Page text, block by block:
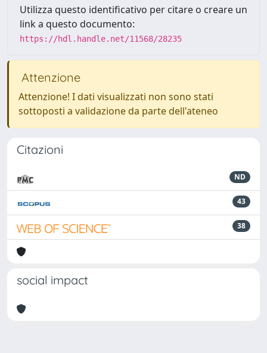
Utilizza questo identificativo per citare o creare un
link a questo documento:
https://hdl.handle.net/11568/28235
Attenzione
Attenzione! I dati visualizzati non sono stati
sottoposti a validazione da parte dell'ateneo
Citazioni
ND
43
38
social impact